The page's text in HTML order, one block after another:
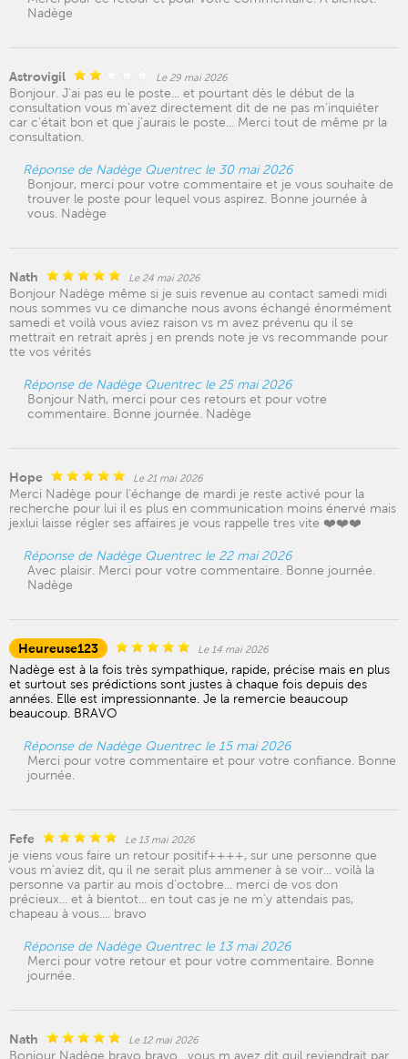
Nadège
Astrovigil Le 29 mai 2026
Bonjour. J'ai pas eu le poste... et pourtant dès le début de la
consultation vous m'avez directement dit de ne pas m'inquiéter
car c'était bon et que j'aurais le poste... Merci tout de même pr la
consultation.
Réponse de Nadège Quentrec le 30 mai 2026
Bonjour, merci pour votre commentaire et je vous souhaite de
trouver le poste pour lequel vous aspirez. Bonne journée à
vous. Nadège
Nath Le 24 mai 2026
Bonjour Nadège même si je suis revenue au contact samedi midi
nous sommes vu ce dimanche nous avons échangé énormément
samedi et voilà vous aviez raison vs m avez prévenu qu il se
mettrait en retrait après j en prends note je vs recommande pour
tte vos vérités
Réponse de Nadège Quentrec le 25 mai 2026
Bonjour Nath, merci pour ces retours et pour votre
commentaire. Bonne journée. Nadège
Hope Le 21 mai 2026
Merci Nadège pour l'échange de mardi je reste activé pour la
recherche pour lui il es plus en communication moins énervé mais
jexlui laisse régler ses affaires je vous rappelle tres vite ❤️❤️❤️
Réponse de Nadège Quentrec le 22 mai 2026
Avec plaisir. Merci pour votre commentaire. Bonne journée.
Nadège
Heureuse123 Le 14 mai 2026
Nadège est à la fois très sympathique, rapide, précise mais en plus
et surtout ses prédictions sont justes à chaque fois depuis des
années. Elle est impressionnante. Je la remercie beaucoup
beaucoup. BRAVO
Réponse de Nadège Quentrec le 15 mai 2026
Merci pour votre commentaire et pour votre confiance. Bonne
journée.
Fefe Le 13 mai 2026
je viens vous faire un retour positif++++, sur une personne que
vous m’aviez dit, qu il ne serait plus ammener à se voir... voilà la
personne va partir au mois d’octobre... merci de vos don
précieux... et à bientot... en tout cas je ne m’y attendais pas,
chapeau à vous.... bravo
Réponse de Nadège Quentrec le 13 mai 2026
Merci pour votre retour et pour votre commentaire. Bonne
journée.
Nath Le 12 mai 2026
Bonjour Nadège bravo bravo . vous m avez dit quil reviendrait par